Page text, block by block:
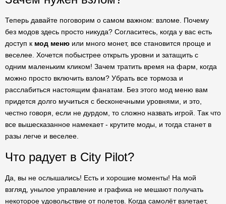
Теперь давайте поговорим о самом важном: взломе. Почему
без модов здесь просто никуда? Согласитесь, когда у вас есть
доступ к мод меню или много монет, все становится проще и
веселее. Хочется побыстрее открыть уровни и затащить с
одним маленьким кликом! Зачем тратить время на фарм, когда
можно просто включить взлом? Убрать все тормоза и
расслабиться настоящим фанатам. Без этого мод меню вам
придется долго мучиться с бесконечными уровнями, и это,
честно говоря, если не дурдом, то сложно назвать игрой. Так что
все вышесказанное намекает - крутите моды, и тогда станет в
разы легче и веселее.
Что радует в City Pilot?
Да, вы не ослышались! Есть и хорошие моменты! На мой
взгляд, унылое управление и графика не мешают получать
некоторое удовольствие от полетов. Когда самолёт взлетает,